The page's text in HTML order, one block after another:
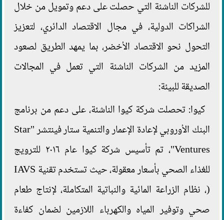
للشركات الناشئة التي حصلت على دعم وتمويل من خلال
الشراكات الدولية، في مجال الاقتصاد الدائري، لتعزيز
التحول نحو الاقتصاد الأخضر، بما يمهد الطريق لصعود
المزيد من الشركات الناشئة التي تعمل في المجالات
الصديقة للبيئة:
كيوا: تحصلت شركة كيوا الناشئة، على دعم من برنامج
البنك الأوروبي لإعادة الإعمار والتنمية ستار فينتشر "Star
Ventures"، تم تأسيس شركة كيوا عام ٢٠١٦ للترويج
للغذاء الصحي بأسعار معقولة، حيث تستخدم تقنية IAVS
(، نظام الزراعة المائية والنباتية المتكاملة، لإنتاج طعام
صحي وتوفير المياه والكهرباء اللازمين لضمان كفاءة